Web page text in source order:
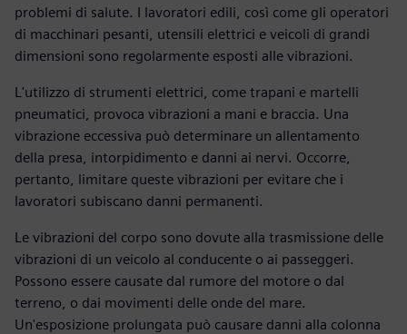
problemi di salute. I lavoratori edili, così come gli operatori
di macchinari pesanti, utensili elettrici e veicoli di grandi
dimensioni sono regolarmente esposti alle vibrazioni.
L'utilizzo di strumenti elettrici, come trapani e martelli
pneumatici, provoca vibrazioni a mani e braccia. Una
vibrazione eccessiva può determinare un allentamento
della presa, intorpidimento e danni ai nervi. Occorre,
pertanto, limitare queste vibrazioni per evitare che i
lavoratori subiscano danni permanenti.
Le vibrazioni del corpo sono dovute alla trasmissione delle
vibrazioni di un veicolo al conducente o ai passeggeri.
Possono essere causate dal rumore del motore o dal
terreno, o dai movimenti delle onde del mare.
Un'esposizione prolungata può causare danni alla colonna